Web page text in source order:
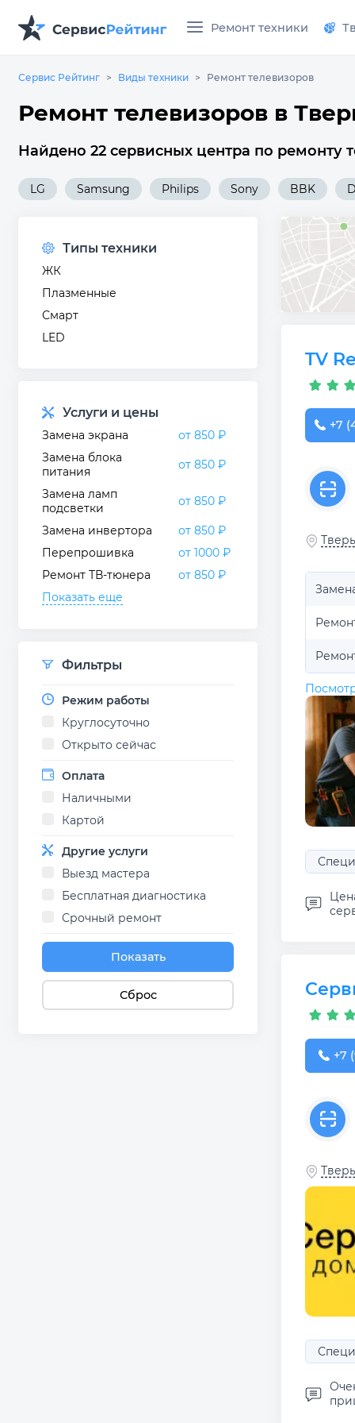
Ремонт техники
Сервис Рейтинг Виды техники Ремонт телевизоров
Ремонт телевизоров в
Найдено 22 сервисных центра по ремонту
LG Samsung Philips Sony BBK
Типы техники
ЖК
Плазменные
Смарт
LED
Услуги и цены
Замена экрана
от 850 ₽
Замена блока
питания
от 850 ₽
Замена ламп
подсветки
от 850 ₽
Замена инвертора
от 850 ₽
Перепрошивка
от 1000 ₽
Ремонт ТВ-тюнера
от 850 ₽
Показать еще
Фильтры
Режим работы
Круглосуточно
Открыто сейчас
Оплата
Наличными
Картой
Другие услуги
Выезд мастера
Бесплатная диагностика
Срочный ремонт
Показать
Сброс
TV
+7
+7
+7